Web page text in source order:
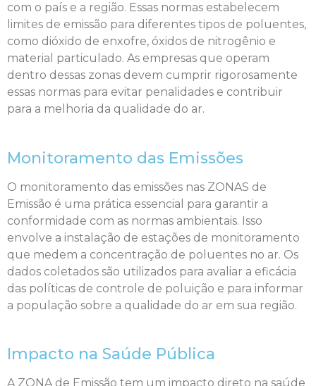
com o país e a região. Essas normas estabelecem
limites de emissão para diferentes tipos de poluentes,
como dióxido de enxofre, óxidos de nitrogênio e
material particulado. As empresas que operam
dentro dessas zonas devem cumprir rigorosamente
essas normas para evitar penalidades e contribuir
para a melhoria da qualidade do ar.
Monitoramento das Emissões
O monitoramento das emissões nas ZONAS de
Emissão é uma prática essencial para garantir a
conformidade com as normas ambientais. Isso
envolve a instalação de estações de monitoramento
que medem a concentração de poluentes no ar. Os
dados coletados são utilizados para avaliar a eficácia
das políticas de controle de poluição e para informar
a população sobre a qualidade do ar em sua região.
Impacto na Saúde Pública
A ZONA de Emissão tem um impacto direto na saúde